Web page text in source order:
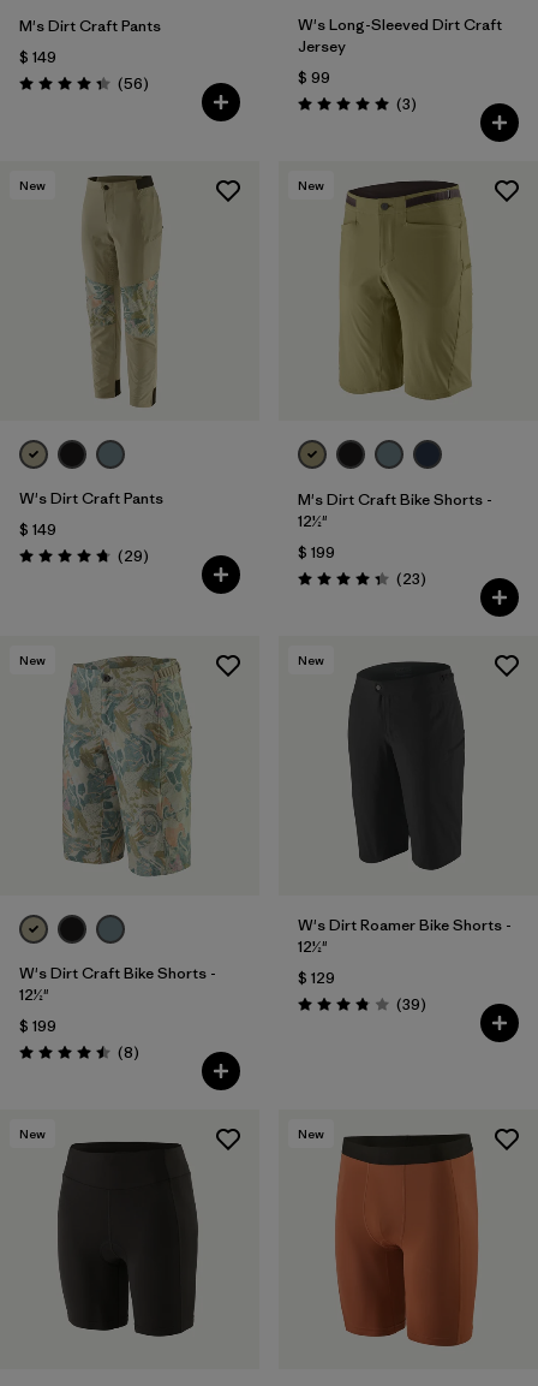
M's Dirt Craft Pants
$ 149
Valoración: 4.3 / 5
(56Comentarios
)
W's Long-Sleeved Dirt Craft
Jersey
$ 99
Valoración: 5.0 / 5
(3Comentarios
)
New
W's Dirt Craft Pants
$ 149
Valoración: 4.8 / 5
(29Comentarios
)
New
M's Dirt Craft Bike Shorts -
12½"
$ 199
Valoración: 4.3 / 5
(23Comentarios
)
New
W's Dirt Craft Bike Shorts -
12½"
$ 199
Valoración: 4.5 / 5
(8Comentarios
)
New
W's Dirt Roamer Bike Shorts -
12½"
$ 129
Valoración: 3.8 / 5
(39Comentarios
)
New New